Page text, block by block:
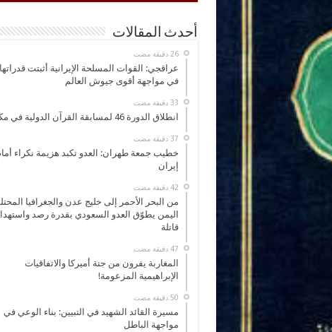
أحدث المقالات
‏26 دقيقة مضت
عراقجي: القوات المسلحة الإيرانية أثبتت قدراتها
في مواجهة أقوى جيوش العالم
انطلاق الدورة 46 لمسابقة القرآن الدولية في مكة
خطيب جمعة طهران: العدو تكبد هزيمة نكراء
إيران
من البحر الأحمر إلى خليج عدن والجغرافيا
اليمن يطوّق العدو السعودي بقدرة رصد
قاتلة
المغاربة يفرون من جنة أميركا والاتفاقيات
الإبراهيمية المزعومة!
مسيرة القائد الشهيد في التبيين: بناء الوعي في
مواجهة الباطل